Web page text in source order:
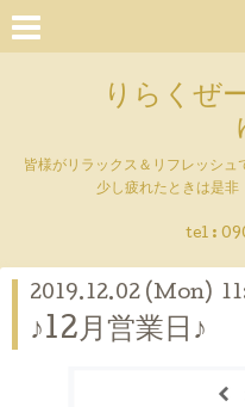
りらくぜ
皆様がリラックス＆リフレッシュ
少し疲れたときは是
tel :
2019.12.02 (Mon)
♪12月営業日♪